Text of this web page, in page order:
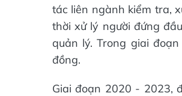
tác liên ngành kiểm tra,
thời xử lý người đứng
quản lý. Trong giai
đồng.
Giai đoạn 2020 - 2023,